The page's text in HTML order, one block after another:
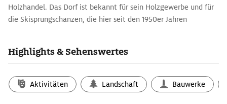
Holzhandel. Das Dorf ist bekannt für sein Holzgewerbe und für
die Skisprungschanzen, die hier seit den 1950er Jahren
Aktives Naturerleben in den Savinjsker Alpen
Durch seine herrliche Lage und grandiose Aussicht auf die
atemberaubende Berglandschaft ist Ljubno ein beliebtes Ziel
Highlights & Sehenswertes
Aktivitäten Landschaft Bauwerke